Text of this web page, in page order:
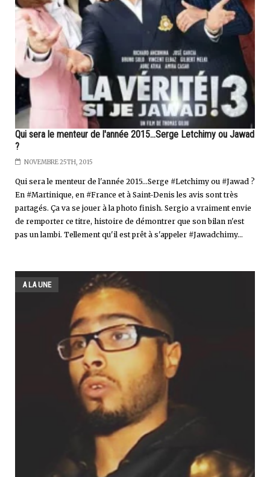
Qui sera le menteur de l'année 2015...Serge Letchimy ou Jawad
?
NOVEMBRE 25TH, 2015
Qui sera le menteur de l'année 2015...Serge #Letchimy ou #Jawad ?
En #Martinique, en #France et à Saint-Denis les avis sont très
partagés. Ça va se jouer à la photo finish. Sergio a vraiment envie
de remporter ce titre, histoire de démontrer que son bilan n'est
pas un lambi. Tellement qu'il est prêt à s'appeler #Jawadchimy...
A LA UNE